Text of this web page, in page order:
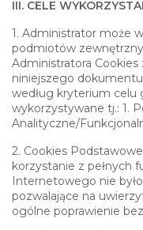
III. CELE
1. Administrator może
podmiotów
Administratora
niniejszego
według kryterium celu
wykorzystywane tj.: 1.
Analityczne/
2. Cookies
korzystanie z pełnych
Internetowego nie
pozwalające na
ogólne poprawienie